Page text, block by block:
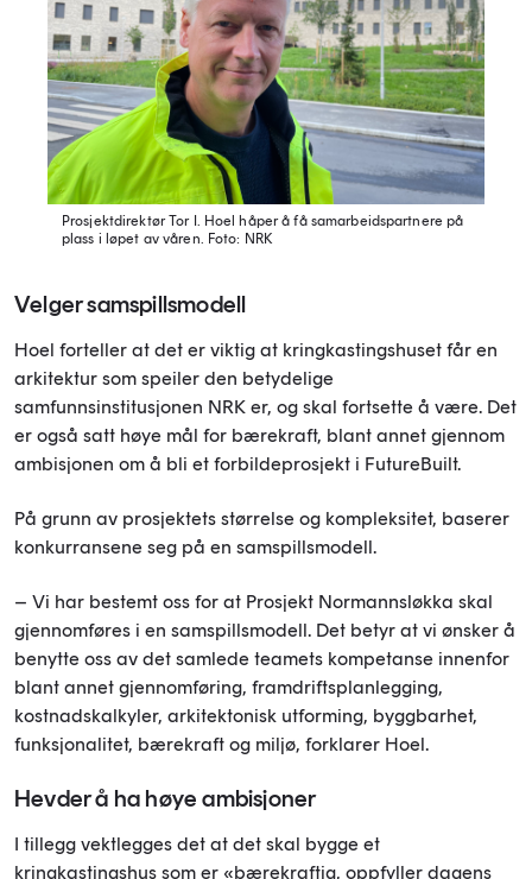
Prosjektdirektør Tor I. Hoel håper å få samarbeidspartnere på
plass i løpet av våren. Foto: NRK
Velger samspillsmodell
Hoel forteller at det er viktig at kringkastingshuset får en
arkitektur som speiler den betydelige
samfunnsinstitusjonen NRK er, og skal fortsette å være. Det
er også satt høye mål for bærekraft, blant annet gjennom
ambisjonen om å bli et forbildeprosjekt i FutureBuilt.
På grunn av prosjektets størrelse og kompleksitet, baserer
konkurransene seg på en samspillsmodell.
– Vi har bestemt oss for at Prosjekt Normannsløkka skal
gjennomføres i en samspillsmodell. Det betyr at vi ønsker å
benytte oss av det samlede teamets kompetanse innenfor
blant annet gjennomføring, framdriftsplanlegging,
kostnadskalkyler, arkitektonisk utforming, byggbarhet,
funksjonalitet, bærekraft og miljø, forklarer Hoel.
Hevder å ha høye ambisjoner
I tillegg vektlegges det at det skal bygge et
kringkastingshus som er «bærekraftig, oppfyller dagens